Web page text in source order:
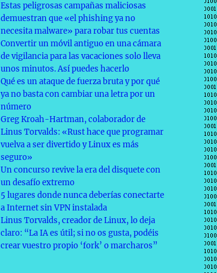
Estas peligrosas campañas maliciosas
demuestran que «el phishing ya no
necesita malware» para robar tus cuentas
Convertir un móvil antiguo en una cámara
de vigilancia para las vacaciones solo lleva
unos minutos. Así puedes hacerlo
Qué es un ataque de fuerza bruta y por qué
ya no basta con cambiar una letra por un
número
Greg Kroah-Hartman, colaborador de
Linus Torvalds: «Rust hace que programar
vuelva a ser divertido y Linux es más
seguro»
Un concurso revive la era del disquete con
un desafío extremo
5 lugares donde nunca deberías conectarte
a Internet sin VPN instalada
Linus Torvalds, creador de Linux, lo deja
claro: “La IA es útil; si no os gusta, podéis
crear vuestro propio ‘fork’ o marcharos”